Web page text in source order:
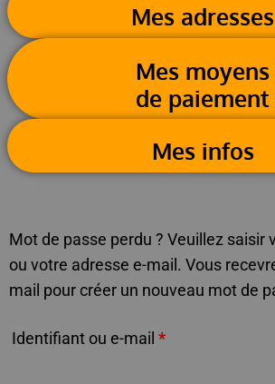
Mes adresses
Mes moyens
de paiement
Mes infos
Mot de passe perdu ? Veuillez saisir
ou votre adresse e-mail. Vous
mail pour créer un nouveau mot de
Identifiant ou e-mail *